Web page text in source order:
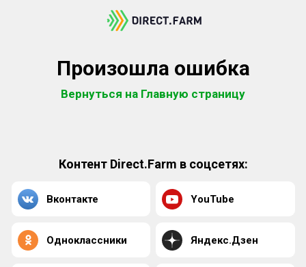
Произошла ошибка
Вернуться на Главную страницу
Контент Direct.Farm в соцсетях:
Вконтакте YouTube
Одноклассники Яндекс.Дзен